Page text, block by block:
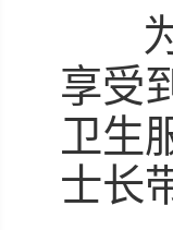
为
享受
卫生
士长